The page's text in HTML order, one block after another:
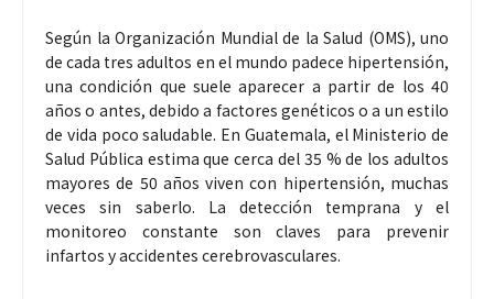
Según la Organización Mundial de la Salud (OMS), uno
de cada tres adultos en el mundo padece hipertensión,
una condición que suele aparecer a partir de los 40
años o antes, debido a factores genéticos o a un estilo
de vida poco saludable. En Guatemala, el Ministerio de
Salud Pública estima que cerca del 35 % de los adultos
mayores de 50 años viven con hipertensión, muchas
veces sin saberlo. La detección temprana y el
monitoreo constante son claves para prevenir
infartos y accidentes cerebrovasculares.